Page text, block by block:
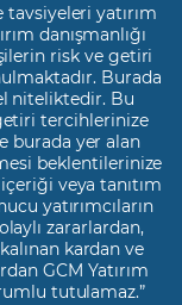
yatırım
danışmanlığı
risk ve getiri
Burada
niteliktedir. Bu
tercihlerinize
burada yer alan
beklentilerinize
veya tanıtım
yatırımcıların
zararlardan,
kardan ve
GCM Yatırım
tutulamaz.”